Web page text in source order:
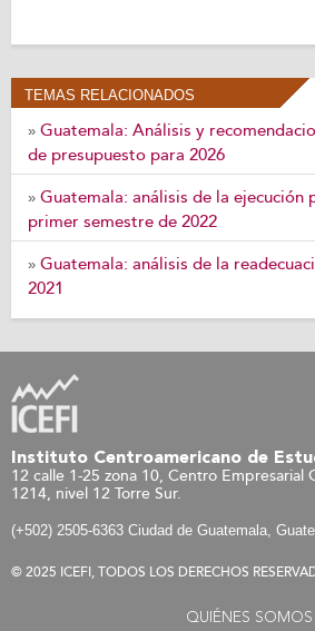
TEMAS RELACIONADOS
» Guatemala: Análisis y
de presupuesto para 2026
» Guatemala: análisis de la ejecución
primer semestre de 2022
» Guatemala: análisis de la
2021
Instituto Centroamericano de
12 calle 1-25 zona 10, Centro Empresarial
1214, nivel 12 Torre Sur.
(+502) 2505-6363 Ciudad de Guatemala,
© 2025 ICEFI, TODOS LOS DERECHOS
QUIÉNES SOMOS